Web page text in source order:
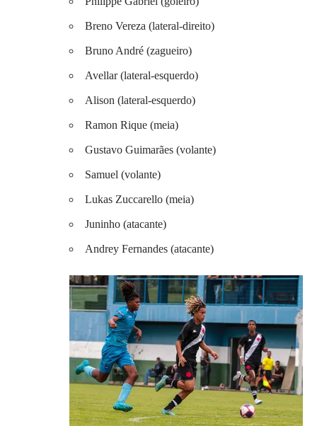
Breno Vereza (lateral-direito)
Bruno André (zagueiro)
Avellar (lateral-esquerdo)
Alison (lateral-esquerdo)
Ramon Rique (meia)
Gustavo Guimarães (volante)
Samuel (volante)
Lukas Zuccarello (meia)
Juninho (atacante)
Andrey Fernandes (atacante)